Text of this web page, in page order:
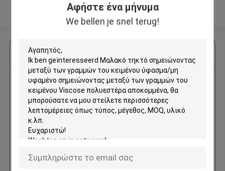
Αφήστε ένα μήνυμα
We bellen je snel terug!
Δείτε περισσότερων
Αποκτήστε την καλύτερη τιμή για
Μαλακό τηκτό σημειώνοντας
μεταξύ των γραμμών του
κειμένου ύφασμα/μη υφαμένο
σημειώνοντας μεταξύ των
πολυεστέρα αποκομμένα
Να συνεχίσει